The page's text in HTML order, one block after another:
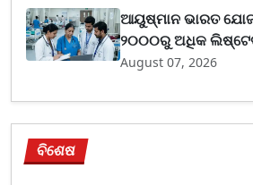
ଆୟୁଷ୍ମାନ ଭାରତ
୨୦୦୦ରୁ ଅଧିକ
August 07, 2026
ବିଶେଷ